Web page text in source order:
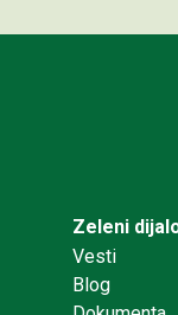
Zeleni
Vesti
Blog